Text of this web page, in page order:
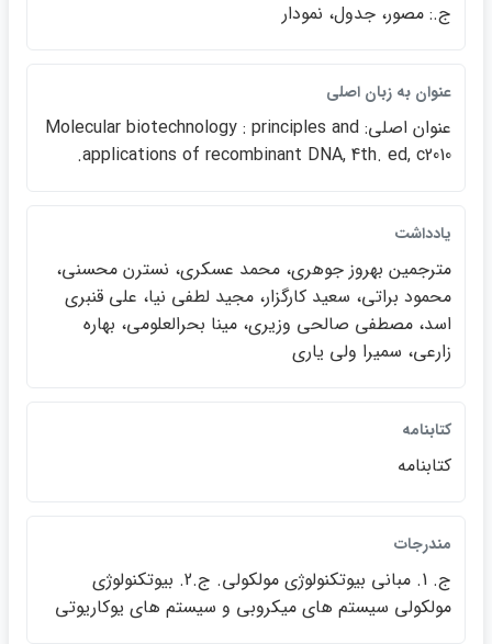
ج.: مصور، جدول، نمودار
عنوان به زبان اصلي
عنوان اصلي: Molecular biotechnology : principles an​d
applications of recombinant DNA, 4th. ed, c2010.
يادداشت
مترجمين بهروز جوهري، محمد عسكري، نسترن محسني،
محمود براتي، سعيد كارگزار، مجيد لطفي نيا، علي قنبري
اسد، مصطفي صالحي وزيري، مينا بحرالعلومي، بهاره
زارعي، سميرا ولي ياري
كتابنامه
كتابنامه
مندرجات
ج. 1. مباني بيوتكنولوژي مولكولي. ج.2. بيوتكنولوژي
مولكولي سيستم هاي ميكروبي و سيستم هاي يوكاريوتي